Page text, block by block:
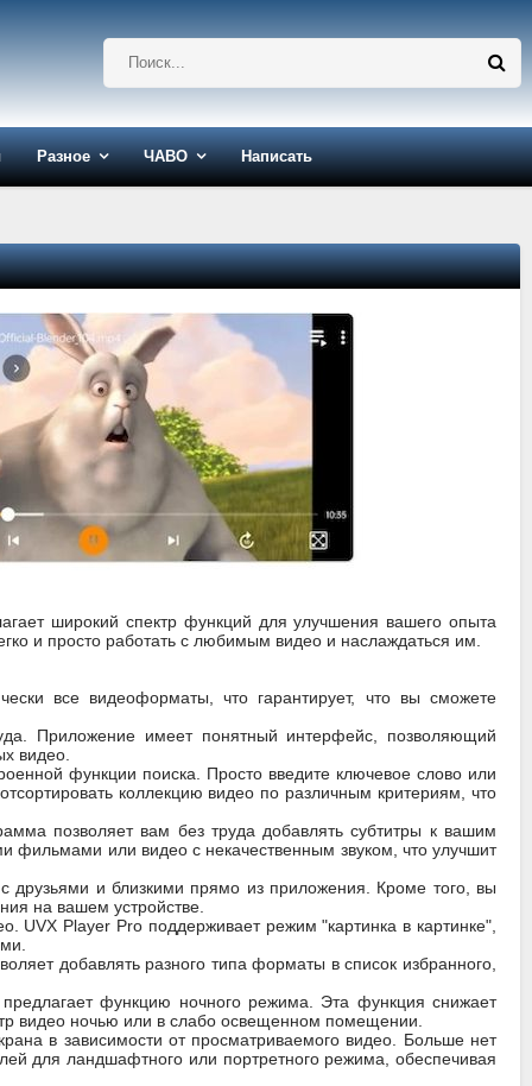
Разное ЧАВО Написать
широкий спектр функций для улучшения вашего опыта
и просто работать с любимым видео и наслаждаться им.
все видеоформаты, что гарантирует, что вы сможете
Приложение имеет понятный интерфейс, позволяющий
видео.
функции поиска. Просто введите ключевое слово или
коллекцию видео по различным критериям, что
позволяет вам без труда добавлять субтитры к вашим
фильмами или видео с некачественным звуком, что улучшит
и близкими прямо из приложения. Кроме того, вы
на вашем устройстве.
UVX Player Pro поддерживает режим "картинка в картинке",
добавлять разного типа форматы в список избранного,
функцию ночного режима. Эта функция снижает
видео ночью или в слабо освещенном помещении.
в зависимости от просматриваемого видео. Больше нет
для ландшафтного или портретного режима, обеспечивая